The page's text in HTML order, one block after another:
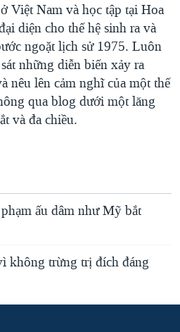
Việt Nam và học tập tại Hoa
diện cho thế hệ sinh ra và
ngoặt lịch sử 1975. Luôn
những diễn biến xảy ra
nêu lên cảm nghĩ của một thế
qua blog dưới một lăng
và đa chiều.
ấu dâm như Mỹ bắt
không trừng trị đích đáng